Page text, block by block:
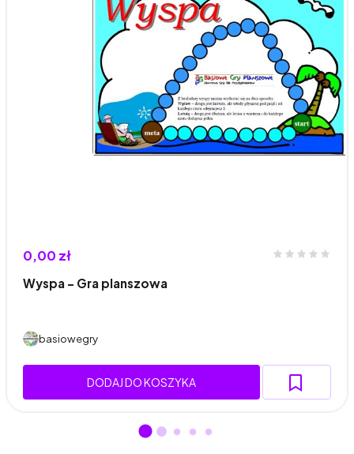
0,00 zł
Wyspa – Gra planszowa
basiowegry
DODAJ DO KOSZYKA